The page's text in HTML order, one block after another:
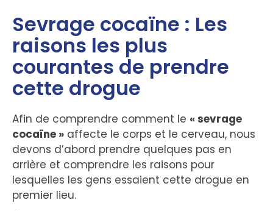
Sevrage cocaïne : Les
raisons les plus
courantes de prendre
cette drogue
Afin de comprendre comment le « sevrage
cocaïne » affecte le corps et le cerveau, nous
devons d’abord prendre quelques pas en
arrière et comprendre les raisons pour
lesquelles les gens essaient cette drogue en
premier lieu.